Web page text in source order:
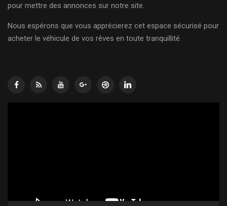
pour mettre des annonces sur notre site.
Nous espérons que vous apprécierez cet espace sécurisé pour
acheter le véhicule de vos rêves en toute tranquillité.